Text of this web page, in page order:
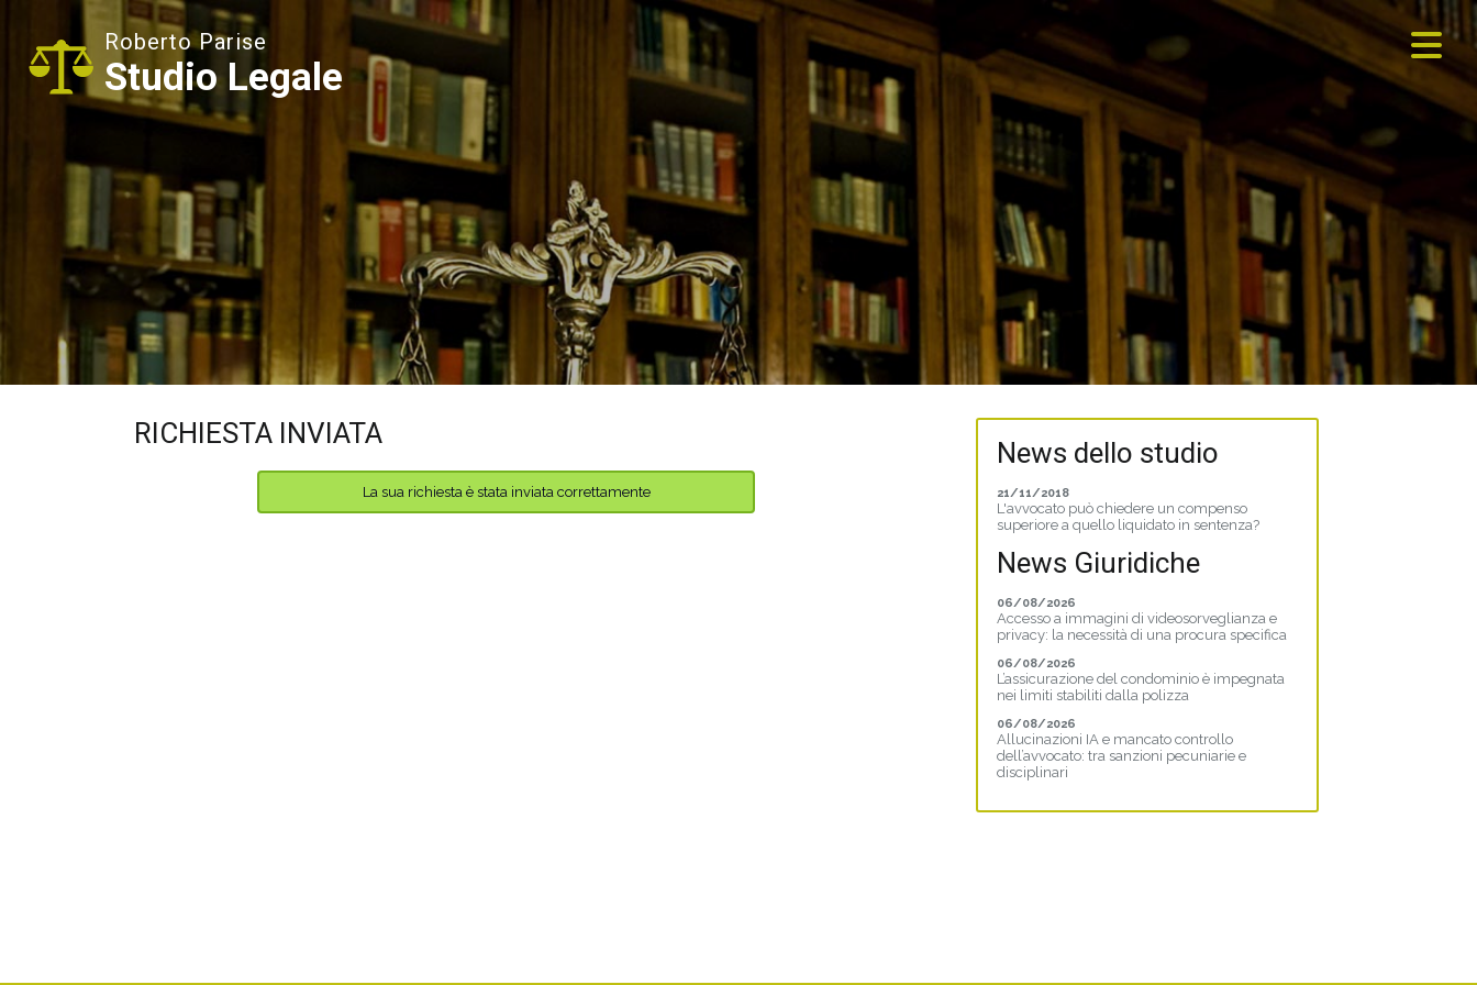
Roberto Parise
Studio Legale
RICHIESTA INVIATA
La sua richiesta è stata inviata correttamente
News dello studio
21/11/2018
L'avvocato può chiedere un compenso
superiore a quello liquidato in sentenza?
News Giuridiche
06/08/2026
Accesso a immagini di videosorveglianza e
privacy: la necessità di una procura specifica
06/08/2026
L’assicurazione del condominio è impegnata
nei limiti stabiliti dalla polizza
06/08/2026
Allucinazioni IA e mancato controllo
dell’avvocato: tra sanzioni pecuniarie e
disciplinari